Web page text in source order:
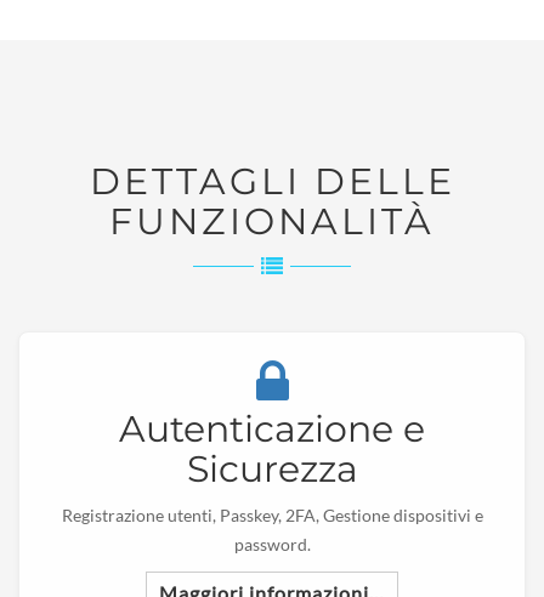
DETTAGLI DELLE
FUNZIONALITÀ
Autenticazione e
Sicurezza
Registrazione utenti, Passkey, 2FA, Gestione dispositivi e
password.